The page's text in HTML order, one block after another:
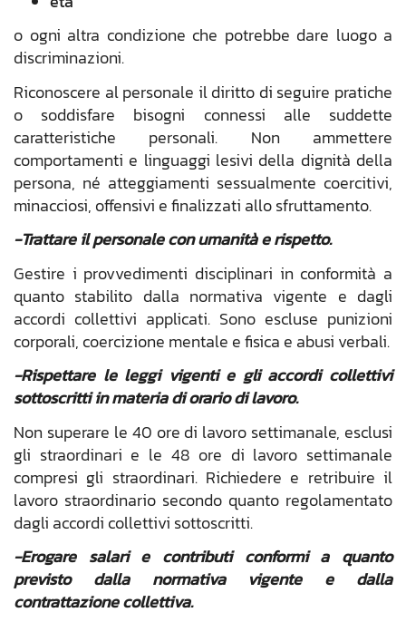
o ogni altra condizione che potrebbe dare luogo a
discriminazioni.
Riconoscere al personale il diritto di seguire pratiche
o soddisfare bisogni connessi alle suddette
caratteristiche personali. Non ammettere
comportamenti e linguaggi lesivi della dignità della
persona, né atteggiamenti sessualmente coercitivi,
minacciosi, offensivi e finalizzati allo sfruttamento.
-Trattare il personale con umanità e rispetto.
Gestire i provvedimenti disciplinari in conformità a
quanto stabilito dalla normativa vigente e dagli
accordi collettivi applicati. Sono escluse punizioni
corporali, coercizione mentale e fisica e abusi verbali.
-Rispettare le leggi vigenti e gli accordi collettivi
sottoscritti in materia di orario di lavoro.
Non superare le 40 ore di lavoro settimanale, esclusi
gli straordinari e le 48 ore di lavoro settimanale
compresi gli straordinari. Richiedere e retribuire il
lavoro straordinario secondo quanto regolamentato
dagli accordi collettivi sottoscritti.
-Erogare salari e contributi conformi a quanto
previsto dalla normativa vigente e dalla
contrattazione collettiva.